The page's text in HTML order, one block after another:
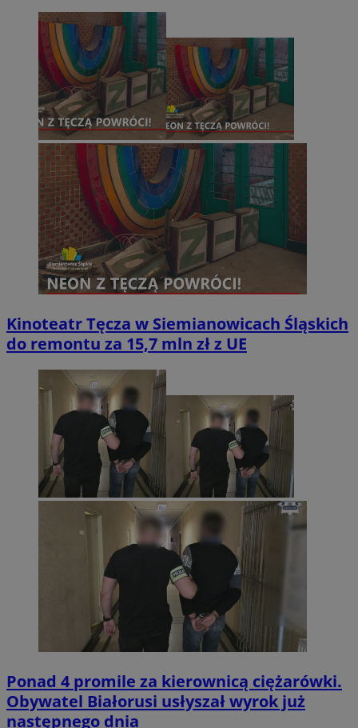
Kinoteatr Tęcza w Siemianowicach Śląskich
do remontu za 15,7 mln zł z UE
Ponad 4 promile za kierownicą ciężarówki.
Obywatel Białorusi usłyszał wyrok już
następnego dnia